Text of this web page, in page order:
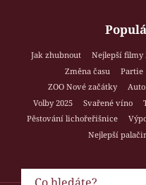
Jak zhubnout Nejlepší filmy
Změna času
Partie
ZOO Nové začátky
Volby 2025
Svařené víno
Pěstování lichořeřišnice
Nejlepší